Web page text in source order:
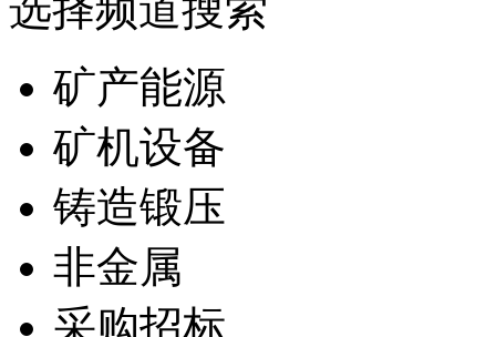
矿产能源
矿机设备
铸造锻压
非金属
采购招标